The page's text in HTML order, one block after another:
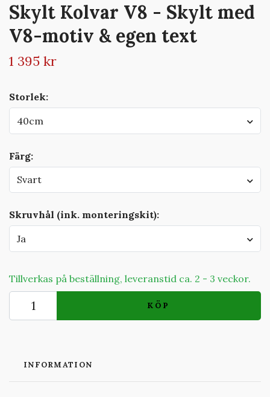
Skylt Kolvar V8 - Skylt med
V8-motiv & egen text
1 395 kr
Storlek:
40cm
Färg:
Svart
Skruvhål (ink. monteringskit):
Ja
Tillverkas på beställning, leveranstid ca. 2 - 3 veckor.
KÖP
INFORMATION